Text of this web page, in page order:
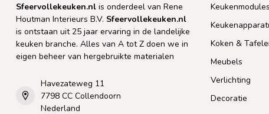
Sfeervollekeuken.nl is onderdeel van Rene
Houtman Interieurs B.V. Sfeervollekeuken.nl
is ontstaan uit 25 jaar ervaring in de landelijke
keuken branche. Alles van A tot Z doen we in
eigen beheer van hergebruikte materialen
Havezateweg 11
7798 CC Collendoorn
Nederland
Keukenmodules
Koken &
Meubels
Verlichting
Decoratie